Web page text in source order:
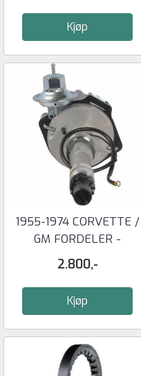
Kjøp
1955-1974 CORVETTE /
GM FORDELER -
CARDONE
2.800,-
Kjøp